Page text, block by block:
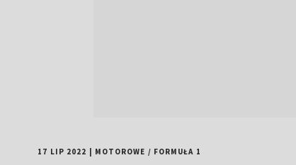
17 LIP 2022 MOTOROWE / FORMUŁA 1